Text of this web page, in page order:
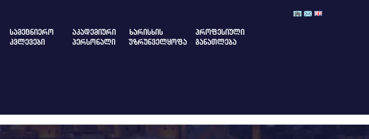
ᲡᲐᲛᲔᲪᲜᲘᲔᲠᲝ
ᲙᲕᲚᲔᲕᲔᲑᲘ
ᲐᲙᲐᲓᲔᲛᲘᲣᲠᲘ
ᲞᲔᲠᲡᲝᲜᲐᲚᲘ
ᲮᲐᲠᲘᲡᲮᲘᲡ
ᲣᲖᲠᲣᲜᲕᲔᲚᲧᲝᲤᲐ
ᲞᲠᲝᲤᲔᲡᲘᲣᲚᲘ
ᲒᲐᲜᲐᲗᲚᲔᲑᲐ